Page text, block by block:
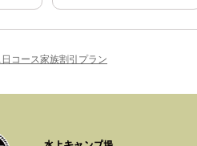
コース家族割引プラン